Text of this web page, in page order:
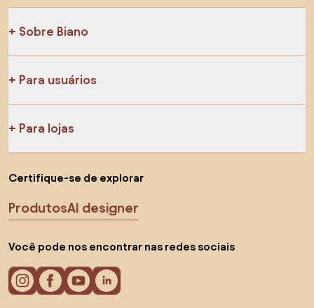
Sobre Biano
Para usuários
Para lojas
Certifique-se de explorar
ProdutosAI designer
Você pode nos encontrar nas redes sociais